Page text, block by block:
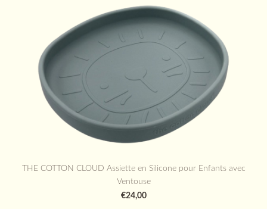
THE COTTON CLOUD Assiette en Silicone pour Enfants avec
Ventouse
€24,00